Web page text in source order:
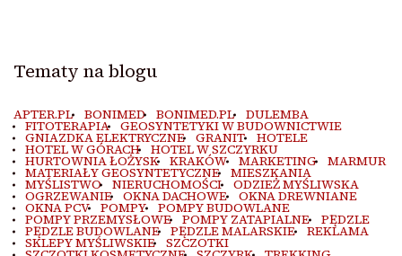
Tematy na blogu
APTER.PL BONIMED BONIMED.PL DULEMBA
FITOTERAPIA GEOSYNTETYKI W BUDOWNICTWIE
GNIAZDKA ELEKTRYCZNE GRANIT HOTELE
HOTEL W GÓRACH HOTEL W SZCZYRKU
HURTOWNIA ŁOŻYSK KRAKÓW MARKETING MARMUR
MATERIAŁY GEOSYNTETYCZNE MIESZKANIA
MYŚLISTWO NIERUCHOMOŚCI ODZIEŻ MYŚLIWSKA
OGRZEWANIE OKNA DACHOWE OKNA DREWNIANE
OKNA PCV POMPY POMPY BUDOWLANE
POMPY PRZEMYSŁOWE POMPY ZATAPIALNE PĘDZLE
PĘDZLE BUDOWLANE PĘDZLE MALARSKIE REKLAMA
SKLEPY MYŚLIWSKIE SZCZOTKI